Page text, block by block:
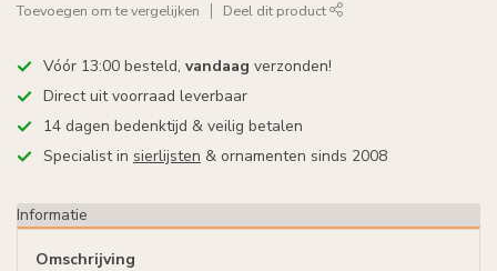
Toevoegen om te vergelijken Deel dit product
Vóór 13:00 besteld, vandaag verzonden!
Direct uit voorraad leverbaar
14 dagen bedenktijd & veilig betalen
Specialist in sierlijsten & ornamenten sinds 2008
Informatie
Omschrijving